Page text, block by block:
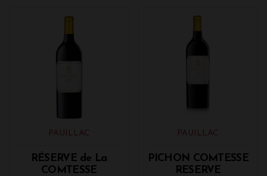
PAUILLAC
RÉSERVE de La
COMTESSE
PAUILLAC
PICHON COMTESSE
RESERVE